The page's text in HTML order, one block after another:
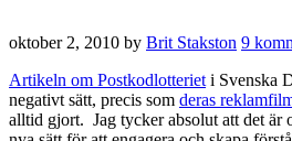
oktober 2, 2010 by Brit Stakston 9
Artikeln om Postkodlotteriet i Svenska
negativt sätt, precis som deras
alltid gjort. Jag tycker absolut att det är